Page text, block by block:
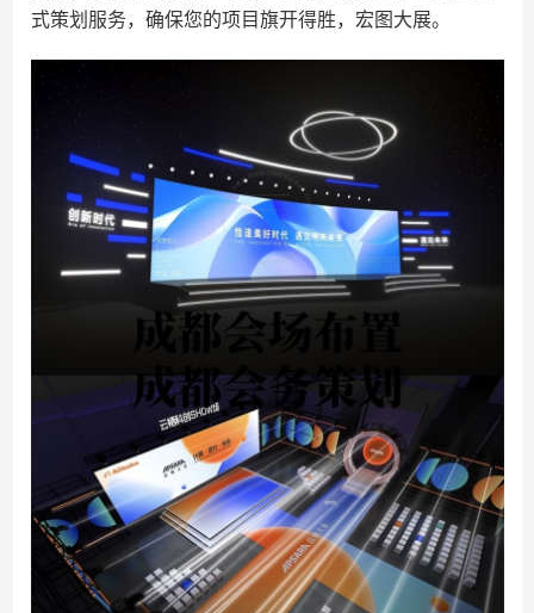
式策划服务，确保您的项目旗开得胜，宏图大展。